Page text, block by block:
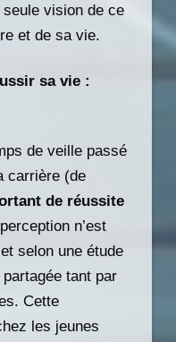
vision de ce
et de sa vie.
sa vie :
de veille passé
carrière (de
de réussite
n’est
selon une étude
tant par
Cette
les jeunes